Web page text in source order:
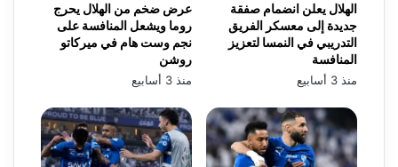
عرض ضخم من الهلال يحرج
روما ويشعل المنافسة على
نجم وست هام في ميركاتو
روشن
منذ 3 أسابيع
الهلال يعلن انضمام صفقة
جديدة إلى معسكر الفريق
التدريبي في النمسا لتعزيز
المنافسة
منذ 3 أسابيع